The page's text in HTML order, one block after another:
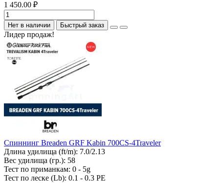
1 450.00 ₽
Нет в наличии Быстрый заказ
Лидер продаж!
Спиннинг Breaden GRF Kabin 700CS-4Traveler
Длина удилища (ft/m): 7.0/2.13
Вес удилища (гр.): 58
Тест по приманкам: 0 - 5g
Тест по леске (Lb): 0.1 - 0.3 PE